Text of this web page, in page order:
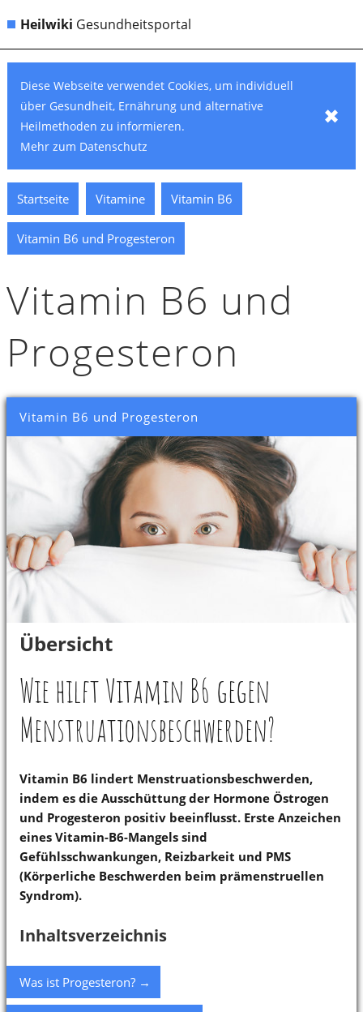
Heilwiki Gesundheitsportal
Diese Webseite verwendet Cookies, um individuell
über Gesundheit, Ernährung und alternative
Heilmethoden zu informieren.
Mehr zum Datenschutz
✖
Startseite Vitamine Vitamin B6
Vitamin B6 und Progesteron
Vitamin B6 und
Progesteron
Vitamin B6 und Progesteron
Übersicht
Wie hilft Vitamin B6 gegen
Menstruationsbeschwerden?
Vitamin B6 lindert Menstruationsbeschwerden,
indem es die Ausschüttung der Hormone Östrogen
und Progesteron positiv beeinflusst. Erste Anzeichen
eines Vitamin-B6-Mangels sind
Gefühlsschwankungen, Reizbarkeit und PMS
(Körperliche Beschwerden beim prämenstruellen
Syndrom).
Inhaltsverzeichnis
Was ist Progesteron? →